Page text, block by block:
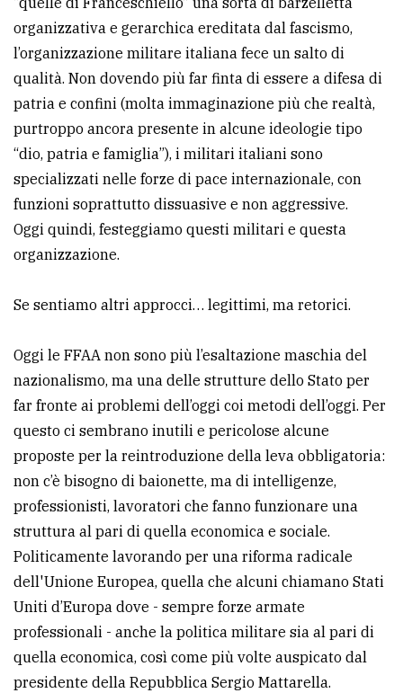
Privacy
policy
Cookie
organizzativa e gerarchica ereditata dal fascismo,
l’organizzazione militare italiana fece un salto di
qualità. Non dovendo più far finta di essere a difesa di
patria e confini (molta immaginazione più che realtà,
purtroppo ancora presente in alcune ideologie tipo
“dio, patria e famiglia”), i militari italiani sono
specializzati nelle forze di pace internazionale, con
funzioni soprattutto dissuasive e non aggressive.
Oggi quindi, festeggiamo questi militari e questa
organizzazione.
Se sentiamo altri approcci… legittimi, ma retorici.
Oggi le FFAA non sono più l’esaltazione maschia del
nazionalismo, ma una delle strutture dello Stato per
far fronte ai problemi dell’oggi coi metodi dell’oggi. Per
questo ci sembrano inutili e pericolose alcune
proposte per la reintroduzione della leva obbligatoria:
non c’è bisogno di baionette, ma di intelligenze,
professionisti, lavoratori che fanno funzionare una
struttura al pari di quella economica e sociale.
Politicamente lavorando per una riforma radicale
dell'Unione Europea, quella che alcuni chiamano Stati
Uniti d’Europa dove - sempre forze armate
professionali - anche la politica militare sia al pari di
quella economica, così come più volte auspicato dal
presidente della Repubblica Sergio Mattarella.